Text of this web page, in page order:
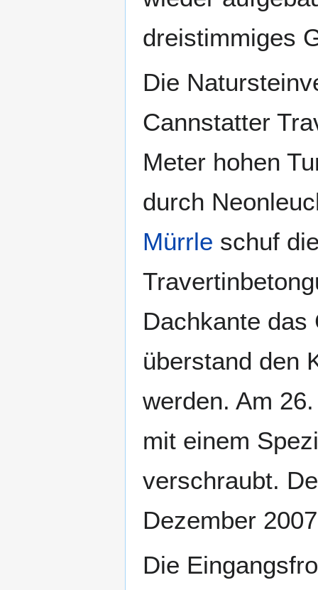
dreistimmiges
Die
Cannstatter
Meter hohen
durch
Mürrle schuf
Dachkante das
überstand den
werden. Am
mit einem
verschraubt.
Dezember
Die